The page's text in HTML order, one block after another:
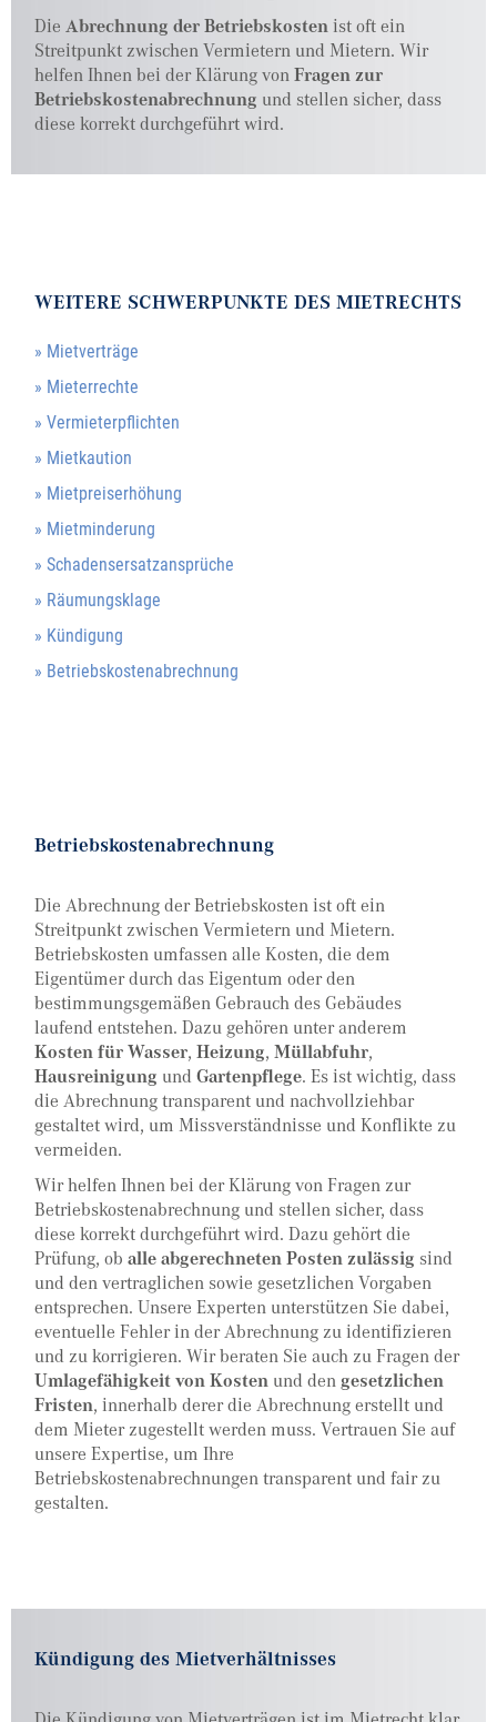
DieAbrechnung der Betriebskostenist oft ein
Streitpunkt zwischen Vermietern und Mietern. Wir
helfen Ihnen bei der Klärung vonFragen zur
Betriebskostenabrechnung und stellen sicher, dass
diese korrekt durchgeführt wird.
WEITERE SCHWERPUNKTE DES MIETRECHTS
» Mietverträge
» Mieterrechte
» Vermieterpflichten
» Mietkaution
» Mietpreiserhöhung
» Mietminderung
» Schadensersatzansprüche
» Räumungsklage
» Kündigung
» Betriebskostenabrechnung
Betriebskostenabrechnung
Die Abrechnung der Betriebskosten ist oft ein
Streitpunkt zwischen Vermietern und Mietern.
Betriebskosten umfassen alle Kosten, die dem
Eigentümer durch das Eigentum oder den
bestimmungsgemäßen Gebrauch des Gebäudes
laufend entstehen. Dazu gehören unter anderem
Kosten für Wasser,Heizung,Müllabfuhr,
Hausreinigung undGartenpflege. Es ist wichtig, dass
die Abrechnung transparent und nachvollziehbar
gestaltet wird, um Missverständnisse und Konflikte zu
vermeiden.
Wir helfen Ihnen bei der Klärung von Fragen zur
Betriebskostenabrechnung und stellen sicher, dass
diese korrekt durchgeführt wird. Dazu gehört die
Prüfung, oballe abgerechneten Posten zulässig sind
und den vertraglichen sowie gesetzlichen Vorgaben
entsprechen. Unsere Experten unterstützen Sie dabei,
eventuelle Fehler in der Abrechnung zu identifizieren
und zu korrigieren. Wir beraten Sie auch zu Fragen der
Umlagefähigkeit von Kosten und den gesetzlichen
Fristen, innerhalb derer die Abrechnung erstellt und
dem Mieter zugestellt werden muss. Vertrauen Sie auf
unsere Expertise, um Ihre
Betriebskostenabrechnungen transparent und fair zu
gestalten.
Kündigung des Mietverhältnisses